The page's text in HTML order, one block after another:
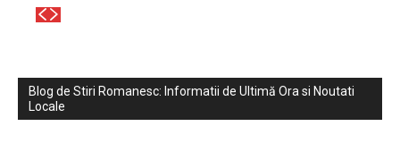
Blog de Stiri Romanesc: Informatii de Ultimă Ora si Noutati
Locale